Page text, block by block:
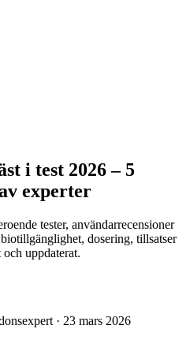
i test 2026 – 5
experter
tester, användarrecensioner
dosering, tillsatser
uppdaterat.
· 23 mars 2026